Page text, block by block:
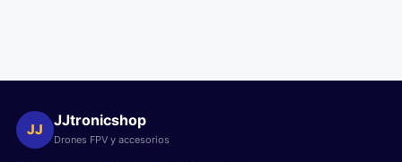
JJ
JJtronicshop
Drones FPV y accesorios